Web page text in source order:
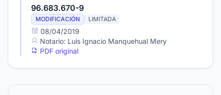
96.683.670-9
MODIFICACIÓN LIMITADA
08/04/2019
Notario: Luis Ignacio Manquehual Mery
PDF original